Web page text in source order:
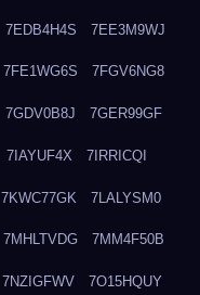
7EDB4H4S 7EE3M9WJ
7FE1WG6S 7FGV6NG8
7GDV0B8J 7GER99GF
7IAYUF4X 7IRRICQI
7KWC77GK 7LALYSM0
7MHLTVDG 7MM4F50B
7NZIGFWV 7O15HQUY